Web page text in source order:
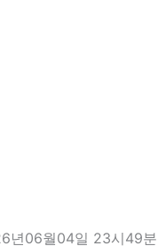
06월04일 23시49